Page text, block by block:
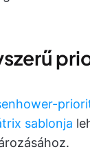
sablonja